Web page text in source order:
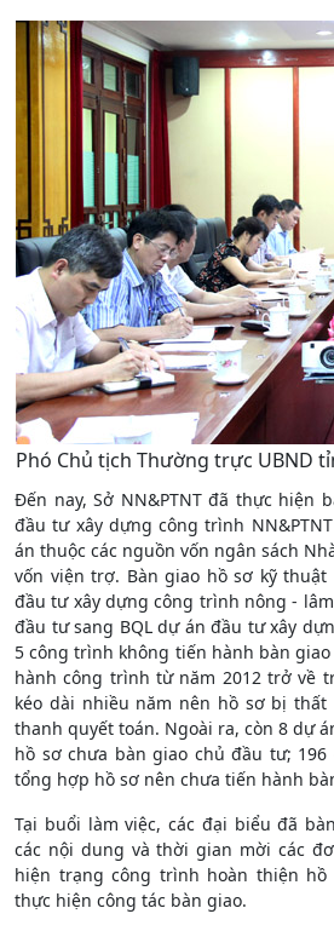
Phó Chủ tịch Thường trực UBND
Đến nay, Sở NN&PTNT đã thực hiện
đầu tư xây dựng công trình
án thuộc các nguồn vốn ngân sách
vốn viện trợ. Bàn giao hồ sơ kỹ
đầu tư xây dựng công trình nông -
đầu tư sang BQL dự án đầu tư xây
5 công trình không tiến hành bàn
hành công trình từ năm 2012 trở về
kéo dài nhiều năm nên hồ sơ bị
thanh quyết toán. Ngoài ra, còn 8 dự
hồ sơ chưa bàn giao chủ đầu tư;
tổng hợp hồ sơ nên chưa tiến hành
Tại buổi làm việc, các đại biểu đã
các nội dung và thời gian mời các
hiện trạng công trình hoàn thiện
thực hiện công tác bàn giao.